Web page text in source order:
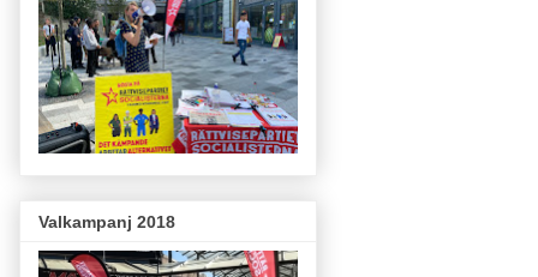
Valkampanj 2018